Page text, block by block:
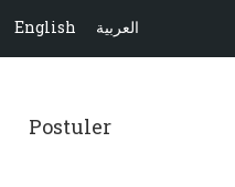
English العربية
Postuler